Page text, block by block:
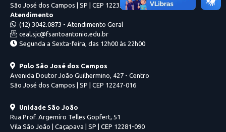
São José dos Campos | SP | CEP 12235-050
Atendimento
(12) 3042.0873 - Atendimento Geral
ceal.sjc@fsantoantonio.edu.br
Segunda a Sexta-feira, das 12h00 às 22h00
Polo São José dos Campos
Avenida Doutor João Guilhermino, 427 - Centro
São José dos Campos | SP | CEP 12247-016
Unidade São João
Rua Prof. Argemiro Telles Gopfert, 51
Vila São João | Caçapava | SP | CEP 12281-090